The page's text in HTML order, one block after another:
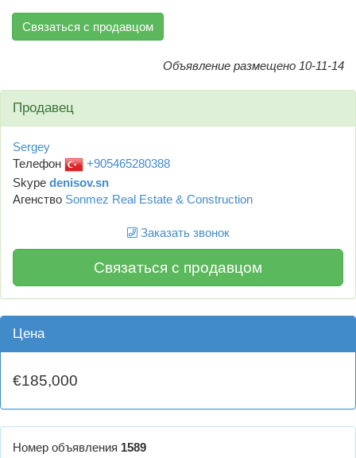
Связаться с продавцом
Объявление размещено 10-11-14
Продавец
Sergey
Телефон
+905465280388
Skype denisov.sn
Агенство Sonmez Real Estate & Construction
Заказать звонок
Связаться с продавцом
Цена
€185,000
Номер объявления 1589